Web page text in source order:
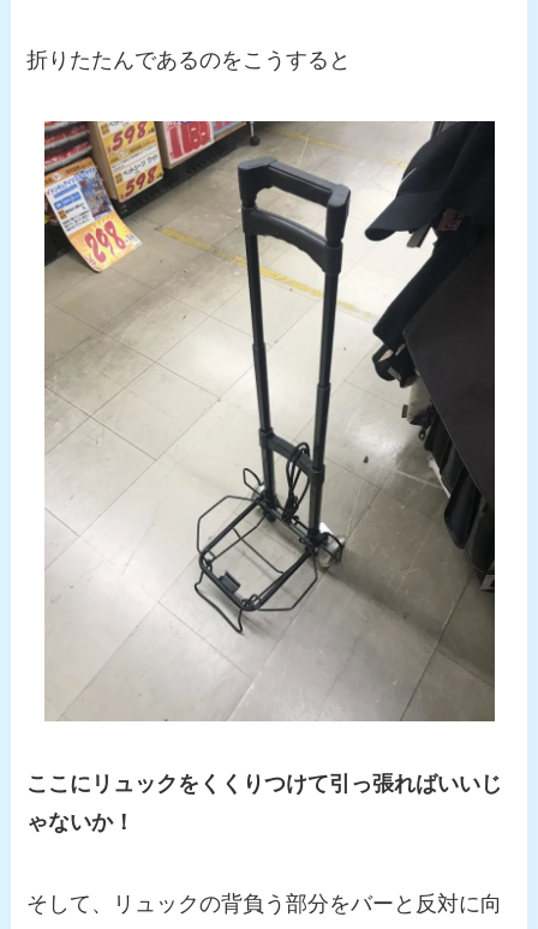
折りたたんであるのをこうすると
ここにリュックをくくりつけて引っ張ればいいじ
ゃないか！
そして、リュックの背負う部分をバーと反対に向